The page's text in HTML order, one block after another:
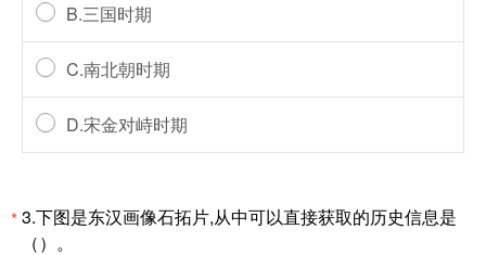
B.三国时期
C.南北朝时期
D.宋金对峙时期
*3.下图是东汉画像石拓片,从中可以直接获取的历史信息是
（）。